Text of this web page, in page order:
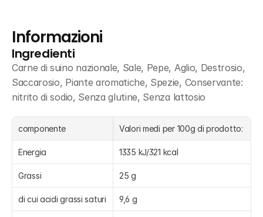
Informazioni
Ingredienti
Carne di suino nazionale, Sale, Pepe, Aglio, Destrosio,
Saccarosio, Piante aromatiche, Spezie, Conservante:
nitrito di sodio, Senza glutine, Senza lattosio
componente Valori medi per 100g di prodotto:
Energia 1335 kJ/321 kcal
Grassi 25 g
di cui acidi grassi saturi 9,6 g